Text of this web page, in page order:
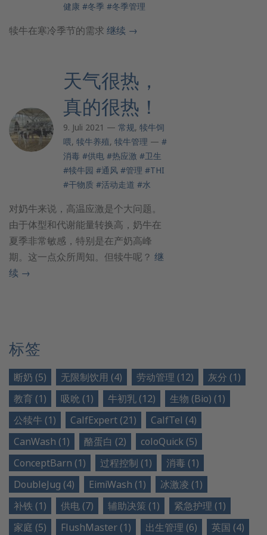
健康 #冬季 #冬季管理
犊牛在寒冷季节的需求 继续 →
天气很热，
真的很热！
9. Juli 2021 — 常规, 犊牛饲
喂, 犊牛养殖, 犊牛管理 — #
消毒 #供电 #热应激 #卫生
#犊牛园 #通风 #管理 #THI
#干物质 #活动走道 #水
对奶牛来说，高温应激是个大问题。
由于体型和代谢能量转换高，奶牛在
夏季非常敏感，特别是在产奶高峰
期。这一点众所周知。但犊牛呢？ 继
续 →
标签
断奶 (5) 无限制饮用 (4) 劳动管理 (12)
灰分 (1)
教育 (1)
吸吮 (1) 牛初乳 (12)
生物 (Bio) (1)
公犊牛 (1)
CalfExpert (21)
CalfTel (4)
CanWash (1)
酪蛋白 (2)
coloQuick (5)
ConceptBarn (1)
过程控制 (1)
消毒 (1)
DoubleJug (4)
EimiWash (1)
冰激凌 (1)
补铁 (1)
供电 (7) 辅助决策 (1)
紧急护理 (1)
家庭 (5)
FlushMaster (1) 出生管理 (6) 英国 (4)